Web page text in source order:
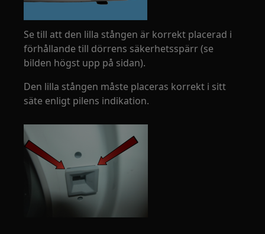
Se till att den lilla stången är korrekt placerad i
förhållande till dörrens säkerhetsspärr (se
bilden högst upp på sidan).
Den lilla stången måste placeras korrekt i sitt
säte enligt pilens indikation.